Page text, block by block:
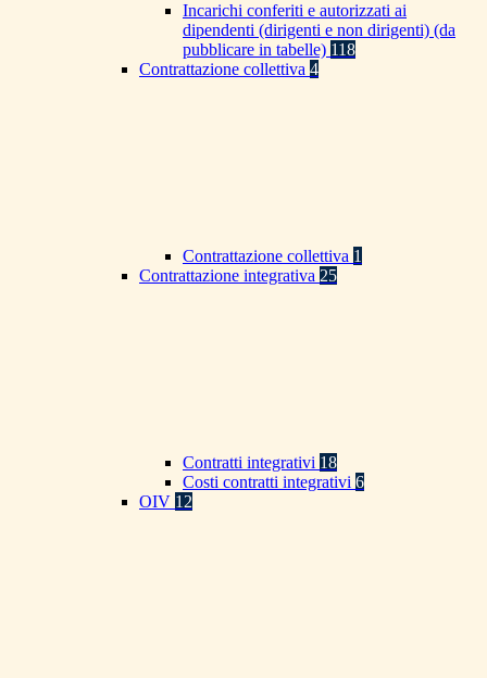
Incarichi conferiti e autorizzati ai
dipendenti (dirigenti e non dirigenti) (da
pubblicare in tabelle) 118
Contrattazione collettiva 4
Contrattazione collettiva 1
Contrattazione integrativa 25
Contratti integrativi 18
Costi contratti integrativi 6
OIV 12